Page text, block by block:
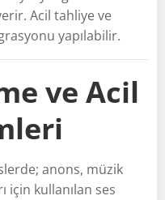
Acil tahliye ve
yapılabilir.
ve Acil
anons, müzik
için kullanılan ses